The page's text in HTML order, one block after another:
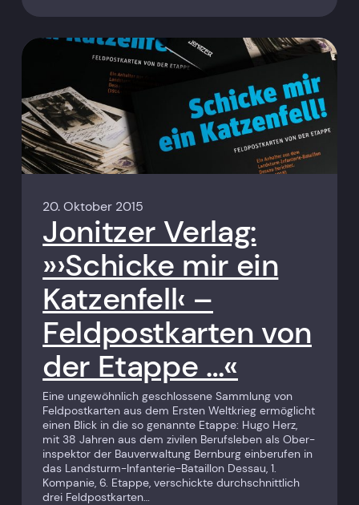
20. Oktober 2015
Jonitzer Verlag:
»›Schicke mir ein
Katzenfell‹ –
Feldpostkarten von
der Etappe …«
Eine ungewöhnlich geschlossene Sammlung von
Feldpostkarten aus dem Ersten Weltkrieg ermöglicht
einen Blick in die so genannte Etappe: Hugo Herz,
mit 38 Jahren aus dem zivilen Berufsleben als Ober­
inspektor der Bauverwaltung Bernburg einberufen in
das Landsturm-Infanterie-Bataillon Dessau, 1.
Kompanie, 6. Etappe, verschickte durchschnittlich
drei Feldpostkarten…